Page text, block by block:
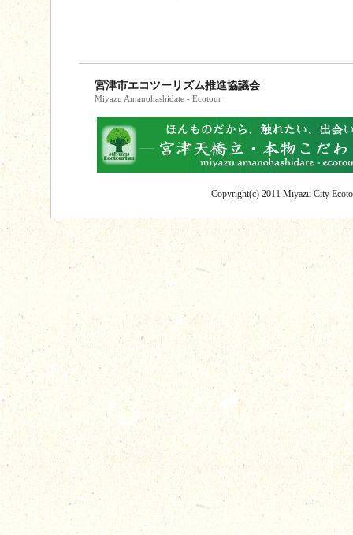
宮津市エコツーリズム推進協議会
Miyazu Amanohashidate - Ecotour
Copyright(c) 2011 Miyazu City